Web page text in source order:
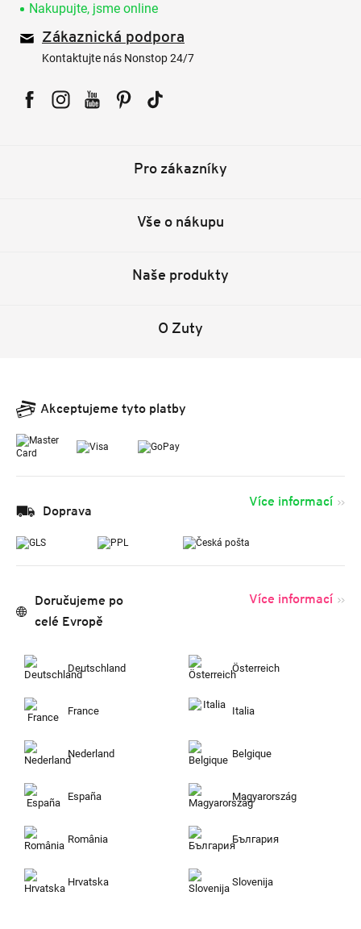
Nakupujte, jsme online
Zákaznická podpora
Kontaktujte nás Nonstop 24/7
Pro zákazníky
Vše o nákupu
Naše produkty
O Zuty
Akceptujeme tyto platby
Doprava
Více informací
Doručujeme po
celé Evropě
Více informací
Deutschland Österreich
France Italia
Nederland Belgique
España Magyarország
România България
Hrvatska Slovenija